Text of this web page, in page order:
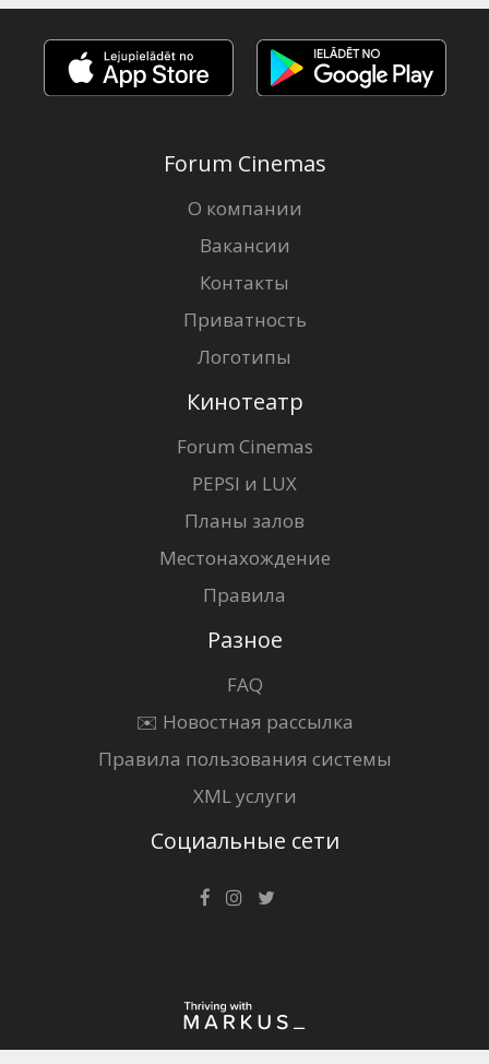
Forum Cinemas
О компании
Вакансии
Контакты
Приватность
Логотипы
Кинотеатр
Forum Cinemas
PEPSI и LUX
Планы залов
Местонахождение
Правила
Разное
FAQ
✉️ Новостная рассылка
Правила пользования системы
XML услуги
Социальные сети